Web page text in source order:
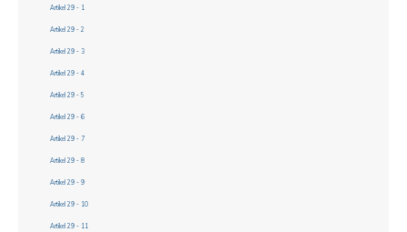
Artikel 29 - 1
Artikel 29 - 2
Artikel 29 - 3
Artikel 29 - 4
Artikel 29 - 5
Artikel 29 - 6
Artikel 29 - 7
Artikel 29 - 8
Artikel 29 - 9
Artikel 29 - 10
Artikel 29 - 11